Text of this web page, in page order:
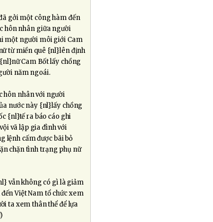
gởi một công hàm đến
hôn nhân giữa người
một người môi giới Cam
từ miền quê {nl}lên định
Cam Bốt lấy chồng
năm ngoái.
hôn nhân với người
nước này {nl}lấy chồng
{nl}tế ra báo cáo ghi
vã lập gia đình với
lệnh cấm được bãi bỏ
chặn tình trạng phụ nữ
vẫn không có gì là giảm
Việt Nam tổ chức xem
ta xem thân thể để lựa